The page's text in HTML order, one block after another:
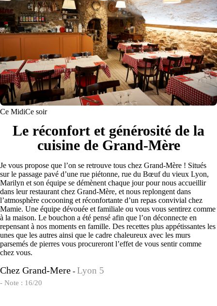
Ce MidiCe soir
Le réconfort et générosité de la
cuisine de Grand-Mère
Je vous propose que l’on se retrouve tous chez Grand-Mère ! Situés
sur le passage pavé d’une rue piétonne, rue du Bœuf du vieux Lyon,
Marilyn et son équipe se démènent chaque jour pour nous accueillir
dans leur restaurant chez Grand-Mère, et nous replongent dans
l’atmosphère cocooning et réconfortante d’un repas convivial chez
Mamie. Une équipe dévouée et familiale ou vous vous sentirez comme
à la maison. Le bouchon a été pensé afin que l’on déconnecte en
repensant à nos moments en famille. Des recettes plus appétissantes les
unes que les autres ainsi que le cadre chaleureux avec les murs
parsemés de pierres vous procureront l’effet de vous sentir comme
chez vous.
Chez Grand-Mere - Lyon 5
- Note : 16/20